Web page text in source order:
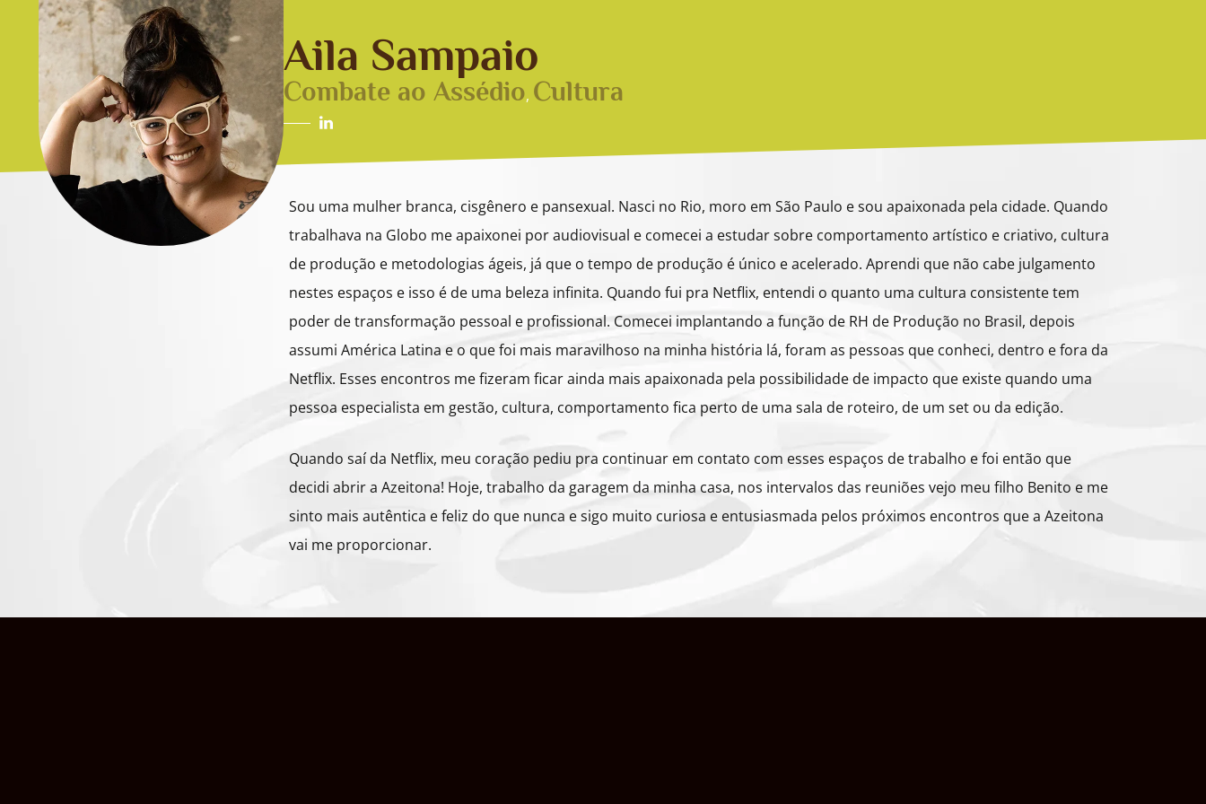
Aila Sampaio
Combate ao Assédio, Cultura
Sou uma mulher branca, cisgênero e pansexual. Nasci no Rio, moro em São Paulo e sou apaixonada pela cidade. Quando
trabalhava na Globo me apaixonei por audiovisual e comecei a estudar sobre comportamento artístico e criativo, cultura
de produção e metodologias ágeis, já que o tempo de produção é único e acelerado. Aprendi que não cabe julgamento
nestes espaços e isso é de uma beleza infinita. Quando fui pra Netflix, entendi o quanto uma cultura consistente tem
poder de transformação pessoal e profissional. Comecei implantando a função de RH de Produção no Brasil, depois
assumi América Latina e o que foi mais maravilhoso na minha história lá, foram as pessoas que conheci, dentro e fora da
Netflix. Esses encontros me fizeram ficar ainda mais apaixonada pela possibilidade de impacto que existe quando uma
pessoa especialista em gestão, cultura, comportamento fica perto de uma sala de roteiro, de um set ou da edição.
Quando saí da Netflix, meu coração pediu pra continuar em contato com esses espaços de trabalho e foi então que
decidi abrir a Azeitona! Hoje, trabalho da garagem da minha casa, nos intervalos das reuniões vejo meu filho Benito e me
sinto mais autêntica e feliz do que nunca e sigo muito curiosa e entusiasmada pelos próximos encontros que a Azeitona
vai me proporcionar.